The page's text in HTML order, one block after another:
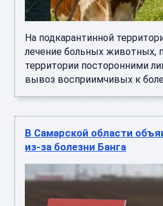
На подкарантинной
лечение больных животных,
территории посторонними
вывоз восприимчивых к
В Самарской области
из-за болезни Банга